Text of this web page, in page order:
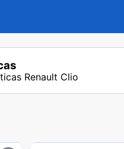
Renault Clio